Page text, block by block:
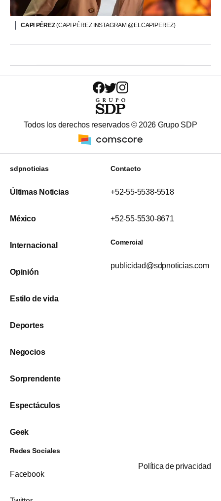
CAPI PÉREZ(CAPI PÉREZ INSTAGRAM @ELCAPIPEREZ)
Todos los derechos reservados © 2026 Grupo SDP
sdpnoticias
Últimas Noticias
México
Internacional
Opinión
Estilo de vida
Deportes
Negocios
Sorprendente
Espectáculos
Geek
Contacto
+52-55-5538-5518
+52-55-5530-8671
Comercial
publicidad@sdpnoticias.com
Redes Sociales
Facebook
Política de privacidad